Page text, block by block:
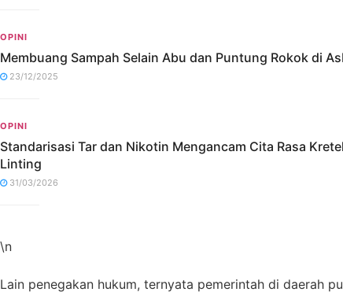
OPINI
Membuang Sampah Selain Abu dan Puntung Rokok di
23/12/2025
OPINI
Standarisasi Tar dan Nikotin Mengancam Cita Rasa
Linting
31/03/2026
\n
Lain penegakan hukum, ternyata pemerintah di daerah